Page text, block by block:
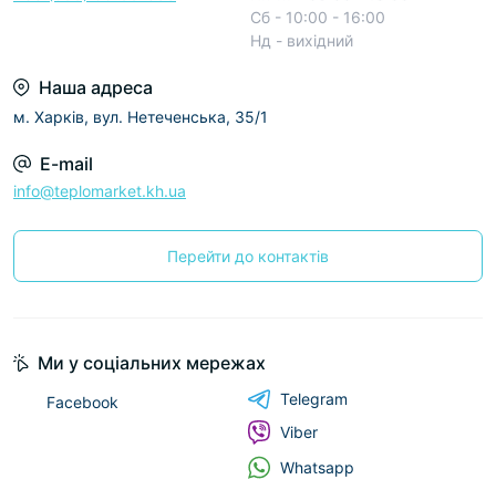
Сб - 10:00 - 16:00
Нд - вихідний
Наша адреса
м. Харків, вул. Нетеченська, 35/1
E-mail
info@teplomarket.kh.ua
Перейти до контактів
Ми у соціальних мережах
Facebook
Telegram
Viber
Whatsapp